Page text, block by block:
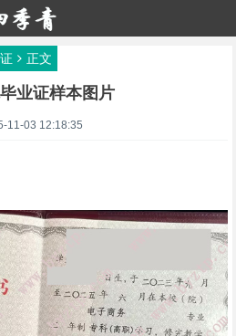
正文
业证样本图片
11-03 12:18:35